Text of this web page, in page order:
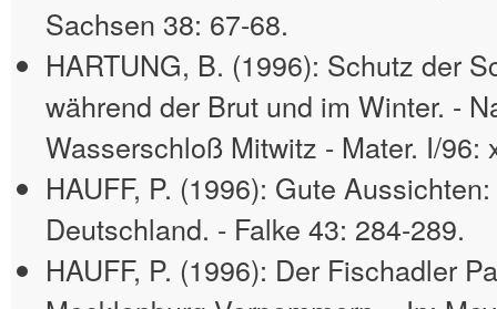
Sachsen 38: 67-68.
HARTUNG, B. (1996): Schutz der
während der Brut und im Winter. -
Wasserschloß Mitwitz - Mater. I/96:
HAUFF, P. (1996): Gute
Deutschland. - Falke 43: 284-289.
HAUFF, P. (1996): Der Fischadler